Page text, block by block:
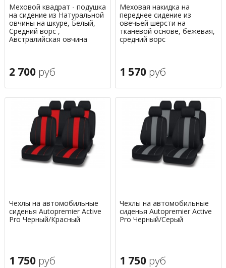
Меховой квадрат - подушка
на сидение из Натуральной
овчины на шкуре, Белый,
Средний ворс ,
Австралийская овчина
2 700 руб
Меховая накидка на
переднее сидение из
овечьей шерсти на
тканевой основе, бежевая,
средний ворс
1 570 руб
Чехлы на автомобильные
сиденья Autopremier Active
Pro Черный/Красный
1 750 руб
Чехлы на автомобильные
сиденья Autopremier Active
Pro Черный/Серый
1 750 руб